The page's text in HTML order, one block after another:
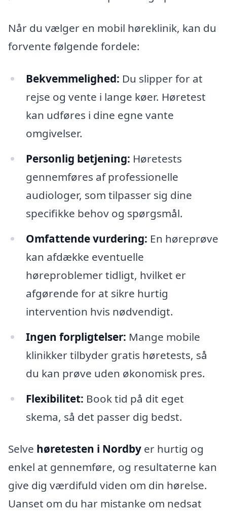
Når du vælger en mobil høreklinik, kan du
forvente følgende fordele:
Bekvemmelighed: Du slipper for at
rejse og vente i lange køer. Høretest
kan udføres i dine egne vante
omgivelser.
Personlig betjening: Høretests
gennemføres af professionelle
audiologer, som tilpasser sig dine
specifikke behov og spørgsmål.
Omfattende vurdering: En høreprøve
kan afdække eventuelle
høreproblemer tidligt, hvilket er
afgørende for at sikre hurtig
intervention hvis nødvendigt.
Ingen forpligtelser: Mange mobile
klinikker tilbyder gratis høretests, så
du kan prøve uden økonomisk pres.
Flexibilitet: Book tid på dit eget
skema, så det passer dig bedst.
Selve høretesten i Nordby er hurtig og
enkel at gennemføre, og resultaterne kan
give dig værdifuld viden om din hørelse.
Uanset om du har mistanke om nedsat